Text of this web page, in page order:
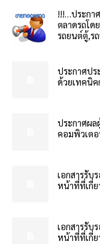
!!!…ประกา
ตลาดรถโด
รถยนต์ตู้,รถ
ประกาศปร
ด้วยเทคนิค
ประกาศผล
คอมพิวเตอ
เอกสารรับ
หน้าที่ที่เกี่ย
เอกสารรับ
หน้าที่ที่เกี่ย